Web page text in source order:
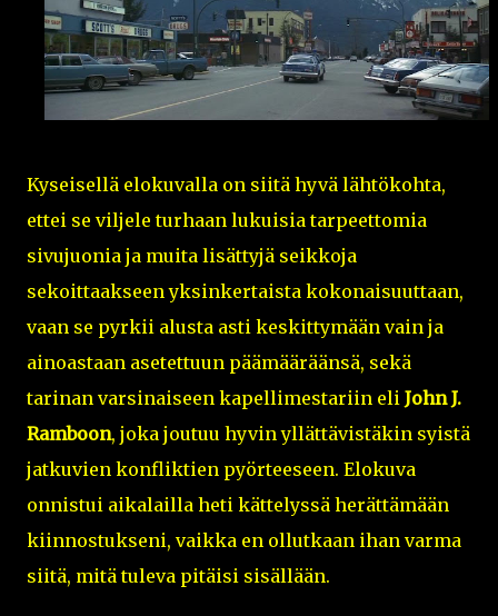
Kyseisellä elokuvalla on siitä hyvä lähtökohta,
ettei se viljele turhaan lukuisia tarpeettomia
sivujuonia ja muita lisättyjä seikkoja
sekoittaakseen yksinkertaista kokonaisuuttaan,
vaan se pyrkii alusta asti keskittymään vain ja
ainoastaan asetettuun päämääräänsä, sekä
tarinan varsinaiseen kapellimestariin eli John J.
Ramboon, joka joutuu hyvin yllättävistäkin syistä
jatkuvien konfliktien pyörteeseen. Elokuva
onnistui aikalailla heti kättelyssä herättämään
kiinnostukseni, vaikka en ollutkaan ihan varma
siitä, mitä tuleva pitäisi sisällään.